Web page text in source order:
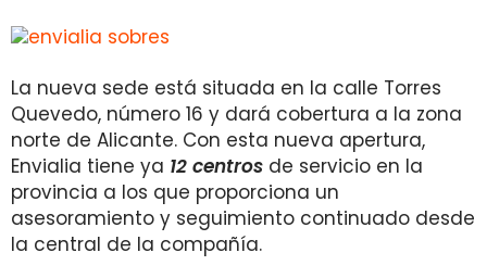
La nueva sede está situada en la calle Torres
Quevedo, número 16 y dará cobertura a la zona
norte de Alicante. Con esta nueva apertura,
Envialia tiene ya 12 centros de servicio en la
provincia a los que proporciona un
asesoramiento y seguimiento continuado desde
la central de la compañía.